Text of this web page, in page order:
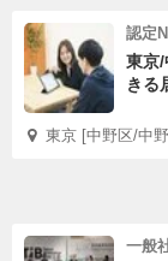
認定
東京/
きる
東京 [中野区/中
一般